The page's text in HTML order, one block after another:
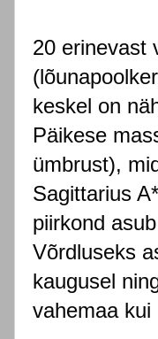
20 erinevast
keskel on
Päikese
ümbrust),
Sagittarius
piirkond
Võrdluseks
kaugusel
vahemaa